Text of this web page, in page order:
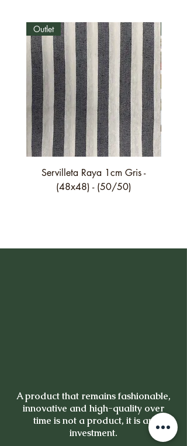
Outlet
Servilleta Raya 1cm Gris -
(48x48) - (50/50)
A product that remains fashionable,
innovative and high-quality over
time is not a product, it is an
investment.